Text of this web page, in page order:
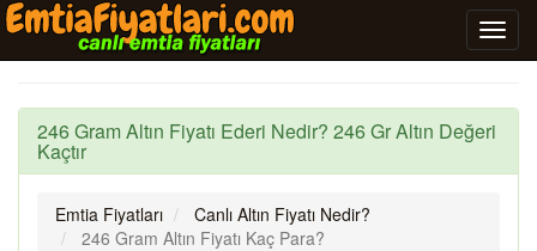
246 Gram Altın Fiyatı Ederi Nedir? 246 Gr Altın Değeri
Kaçtır
Emtia Fiyatları
Canlı Altın Fiyatı Nedir?
246 Gram Altın Fiyatı Kaç Para?